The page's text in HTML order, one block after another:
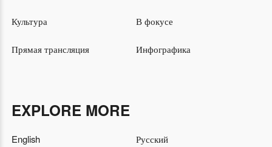
Культура В фокусе
Прямая трансляция Инфографика
EXPLORE MORE
English
Русский